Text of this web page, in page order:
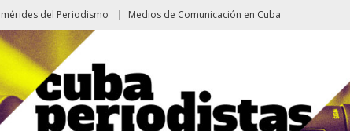
del Periodismo Medios de Comunicación en Cuba